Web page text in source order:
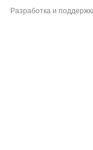
Разработка и